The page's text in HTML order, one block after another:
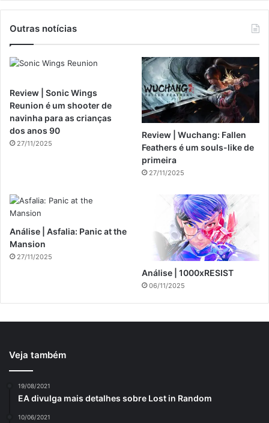
Outras notícias
Review | Sonic Wings
Reunion é um shooter de
navinha para as crianças
dos anos 90
27/11/2025
Review | Wuchang: Fallen
Feathers é um souls-like de
primeira
27/11/2025
Análise | Asfalia: Panic at the
Mansion
27/11/2025
Análise | 1000xRESIST
06/11/2025
Veja também
19/08/2021
EA divulga mais detalhes sobre Lost in Random
10/06/2021